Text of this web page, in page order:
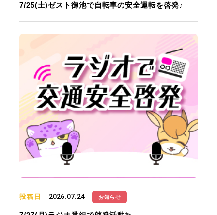
7/25(土)ゼスト御池で自転車の安全運転を啓発♪
投稿日 2026.07.24 お知らせ